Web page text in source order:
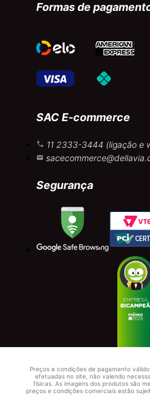
Formas de
SAC E-commerce
11 2333-3444 (ligação e
Segurança
Preços e condições de pagamento
efetuadas no site, não valendo
físicas. As imagens dos produtos são
preços e condições comerciais estão